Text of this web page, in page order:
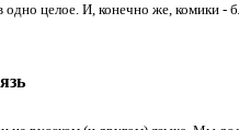
целое. И, конечно же, комики -